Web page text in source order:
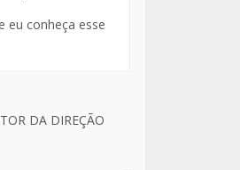
eu conheça esse
DA DIREÇÃO